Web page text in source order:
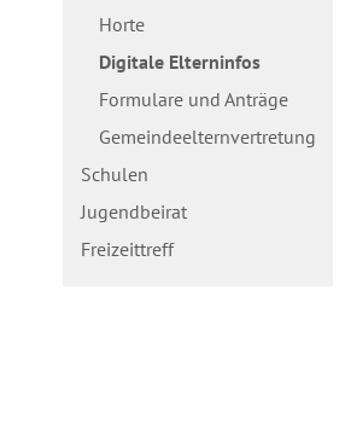
Horte
Digitale Elterninfos
Formulare und Anträge
Gemeindeelternvertretung
Schulen
Jugendbeirat
Freizeittreff